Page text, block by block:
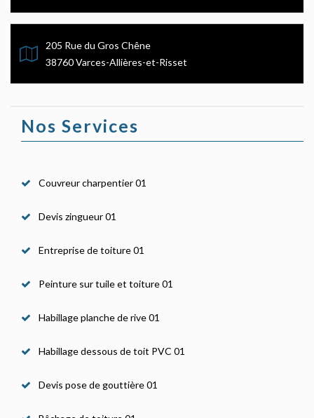
205 Rue du Gros Chêne
38760 Varces-Allières-et-Risset
Nos Services
Couvreur charpentier 01
Devis zingueur 01
Entreprise de toiture 01
Peinture sur tuile et toiture 01
Habillage planche de rive 01
Habillage dessous de toit PVC 01
Devis pose de gouttière 01